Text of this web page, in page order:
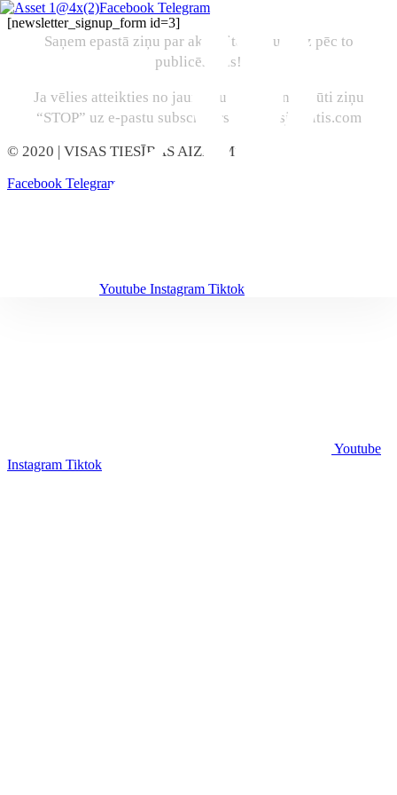
Facebook Telegram
Youtube Instagram Tiktok
[newsletter_signup_form id=3]
Saņem epastā ziņu par aktualitātēm uzreiz pēc to
publicēšanas!
Ja vēlies atteikties no jaunumu abonēšanas, sūti ziņu
“STOP” uz e-pastu subscribers@marcisjencitis.com
© 2020 | VISAS TIESĪBAS AIZŅEMTAS
Facebook Telegram
Youtube
Instagram Tiktok